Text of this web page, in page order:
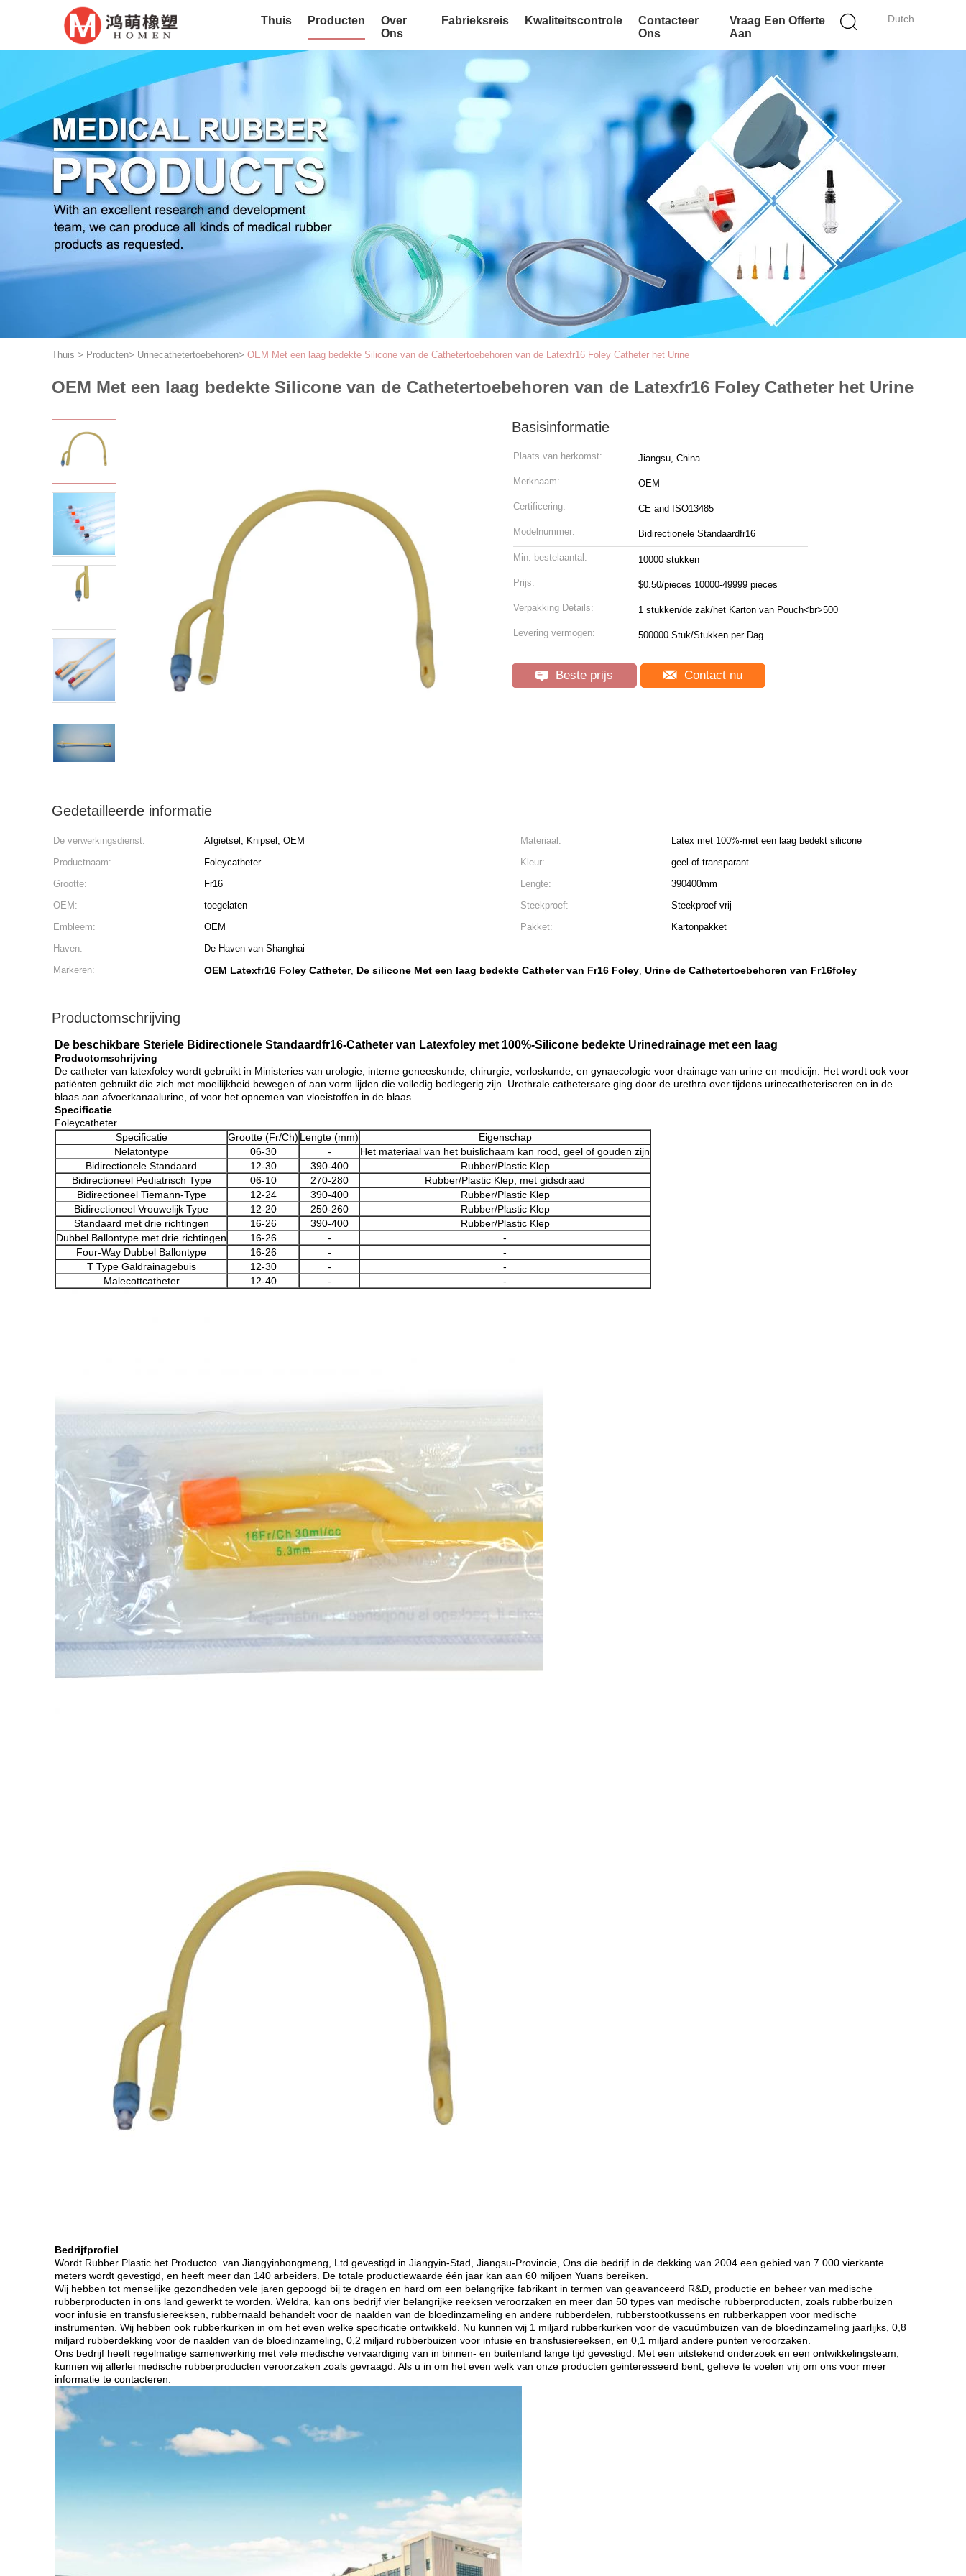
Dutch
Thuis Producten
Over
Ons
Fabrieksreis Kwaliteitscontrole
Contacteer
Ons
Vraag Een Offerte
Aan
Thuis > Producten> Urinecathetertoebehoren> OEM Met een laag bedekte Silicone van de Cathetertoebehoren van de Latexfr16 Foley Catheter het Urine
OEM Met een laag bedekte Silicone van de Cathetertoebehoren van de Latexfr16 Foley Catheter het Urine
Basisinformatie
Plaats van herkomst: Jiangsu, China
Merknaam: OEM
Certificering: CE and ISO13485
Modelnummer: Bidirectionele Standaardfr16
Min. bestelaantal: 10000 stukken
Prijs: $0.50/pieces 10000-49999 pieces
Verpakking Details: 1 stukken/de zak/het Karton van Pouch<br>500
Levering vermogen: 500000 Stuk/Stukken per Dag
Beste prijs Contact nu
Gedetailleerde informatie
De verwerkingsdienst: Afgietsel, Knipsel, OEM Materiaal:
Latex met 100%-met een laag bedekt silicone
Productnaam:
Foleycatheter Kleur:
geel of transparant
Grootte:
Fr16 Lengte:
390400mm
OEM:
toegelaten Steekproef:
Steekproef vrij
Embleem:
OEM Pakket:
Kartonpakket
Haven:
De Haven van Shanghai
Markeren:
OEM Latexfr16 Foley Catheter, De silicone Met een laag bedekte Catheter van Fr16 Foley, Urine de Cathetertoebehoren van Fr16foley
Productomschrijving
De beschikbare Steriele Bidirectionele Standaardfr16-Catheter van Latexfoley met 100%-Silicone bedekte Urinedrainage met een laag
Productomschrijving
De catheter van latexfoley wordt gebruikt in Ministeries van urologie, interne geneeskunde, chirurgie, verloskunde, en gynaecologie voor drainage van urine en medicijn. Het wordt ook voor
patiënten gebruikt die zich met moeilijkheid bewegen of aan vorm lijden die volledig bedlegerig zijn. Urethrale cathetersare ging door de urethra over tijdens urinecatheteriseren en in de
blaas aan afvoerkanaalurine, of voor het opnemen van vloeistoffen in de blaas.
Specificatie
Foleycatheter
Specificatie
Grootte (Fr/Ch) Lengte (mm)
Eigenschap
Nelatontype
06-30 -
Het materiaal van het buislichaam kan rood, geel of gouden zijn
Bidirectionele Standaard
12-30 390-400
Rubber/Plastic Klep
Bidirectioneel Pediatrisch Type
06-10 270-280
Rubber/Plastic Klep; met gidsdraad
Bidirectioneel Tiemann-Type
12-24 390-400
Rubber/Plastic Klep
Bidirectioneel Vrouwelijk Type
12-20 250-260
Rubber/Plastic Klep
Standaard met drie richtingen
16-26 390-400
Rubber/Plastic Klep
Dubbel Ballontype met drie richtingen
16-26 -
-
Four-Way Dubbel Ballontype
16-26 -
-
T Type Galdrainagebuis
12-30 -
-
Malecottcatheter
12-40 - -
Bedrijfprofiel
Wordt Rubber Plastic het Productco. van Jiangyinhongmeng, Ltd gevestigd in Jiangyin-Stad, Jiangsu-Provincie, Ons die bedrijf in de dekking van 2004 een gebied van 7.000 vierkante
meters wordt gevestigd, en heeft meer dan 140 arbeiders. De totale productiewaarde één jaar kan aan 60 miljoen Yuans bereiken.
Wij hebben tot menselijke gezondheden vele jaren gepoogd bij te dragen en hard om een belangrijke fabrikant in termen van geavanceerd R&D, productie en beheer van medische
rubberproducten in ons land gewerkt te worden. Weldra, kan ons bedrijf vier belangrijke reeksen veroorzaken en meer dan 50 types van medische rubberproducten, zoals rubberbuizen
voor infusie en transfusiereeksen, rubbernaald behandelt voor de naalden van de bloedinzameling en andere rubberdelen, rubberstootkussens en rubberkappen voor medische
instrumenten. Wij hebben ook rubberkurken in om het even welke specificatie ontwikkeld. Nu kunnen wij 1 miljard rubberkurken voor de vacuümbuizen van de bloedinzameling jaarlijks, 0,8
miljard rubberdekking voor de naalden van de bloedinzameling, 0,2 miljard rubberbuizen voor infusie en transfusiereeksen, en 0,1 miljard andere punten veroorzaken.
Ons bedrijf heeft regelmatige samenwerking met vele medische vervaardiging van in binnen- en buitenland lange tijd gevestigd. Met een uitstekend onderzoek en een ontwikkelingsteam,
kunnen wij allerlei medische rubberproducten veroorzaken zoals gevraagd. Als u in om het even welk van onze producten geinteresseerd bent, gelieve te voelen vrij om ons voor meer
informatie te contacteren.